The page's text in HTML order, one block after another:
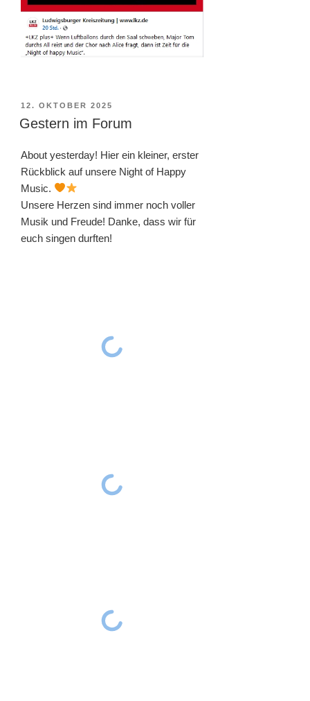
VERÖFFENTLICHT
AM
12. OKTOBER 2025
Gestern im Forum
About yesterday! Hier ein kleiner, erster
Rückblick auf unsere Night of Happy
Music.
Unsere Herzen sind immer noch voller
Musik und Freude! Danke, dass wir für
euch singen durften!